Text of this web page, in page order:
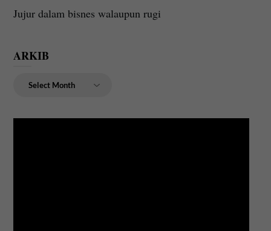
Jujur dalam bisnes walaupun rugi
ARKIB
ARKIB